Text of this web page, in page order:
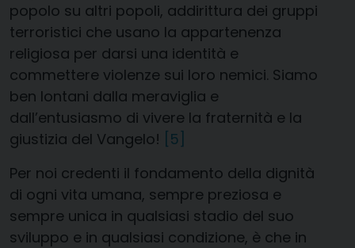
popolo su altri popoli, addirittura dei gruppi
terroristici che usano la appartenenza
religiosa per darsi una identità e
commettere violenze sui loro nemici. Siamo
ben lontani dalla meraviglia e
dall’entusiasmo di vivere la fraternità e la
giustizia del Vangelo!
[5]
Per noi credenti il fondamento della dignità
di ogni vita umana, sempre preziosa e
sempre unica in qualsiasi stadio del suo
sviluppo e in qualsiasi condizione, è che in